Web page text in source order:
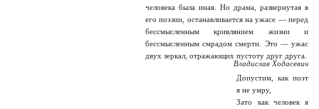
человека была иная. Но драма, развернутая в
его поэзии, останавливается на ужасе — перед
бессмысленным кривлянием жизни и
бессмысленным смрадом смерти. Это — ужас
двух зеркал, отражающих пустоту друг друга.
Владислав Ходасевич
Допустим, как поэт
я не умру,
Зато как человек я